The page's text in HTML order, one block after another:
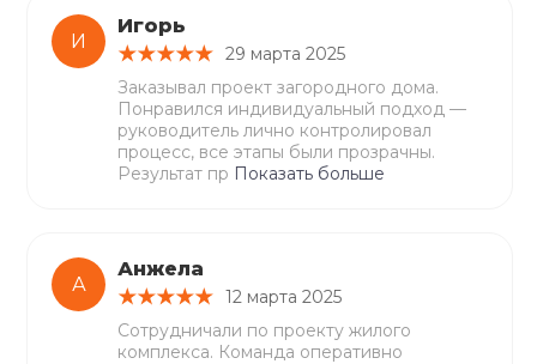
И
Игорь
29 марта 2025
Заказывал проект загородного дома.
Понравился индивидуальный подход —
руководитель лично контролировал
процесс, все этапы были прозрачны.
Результат пр Показать больше
А
Анжела
12 марта 2025
Сотрудничали по проекту жилого
комплекса. Команда оперативно